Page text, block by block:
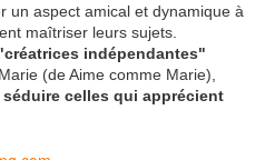
un aspect amical et dynamique à
maîtriser leurs sujets.
indépendantes"
(de Aime comme Marie),
celles qui apprécient